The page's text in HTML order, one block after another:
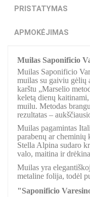
PRISTATYMAS
APMOKĖJIMAS
Muilas Saponificio
Muilas Saponificio
muilas su gaiviu gėlių
karštu „Marselio
keletą dienų
muilu. Metodas
rezultatas –
Muilas pagamintas
parabenų ar cheminių
Stella Alpina sudaro
valo, maitina ir
Muilas yra
metaline folija, todėl
"Saponificio